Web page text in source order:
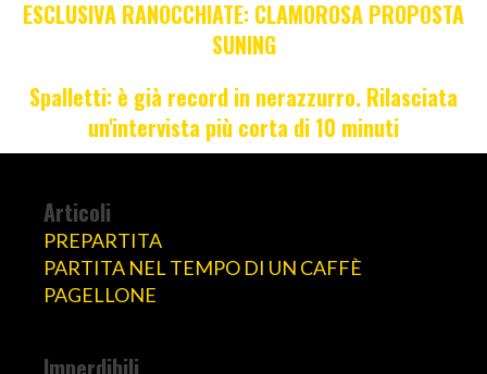
ESCLUSIVA RANOCCHIATE: CLAMOROSA PROPOSTA
SUNING
Spalletti: è già record in nerazzurro. Rilasciata
un'intervista più corta di 10 minuti
Articoli
PREPARTITA
PARTITA NEL TEMPO DI UN CAFFÈ
PAGELLONE